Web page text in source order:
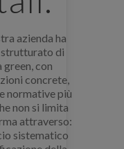
azienda ha
strutturato di
con
concrete,
normative più
non si limita
attraverso:
sistematico